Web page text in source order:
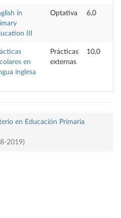
in
III
Optativa 6,0
en
inglesa
Prácticas
externas
10,0
en Educación Primaria
2019)